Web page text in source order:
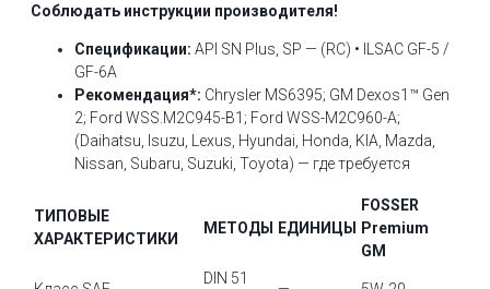
Соблюдать инструкции производителя!
Спецификации: API SN Plus, SP — (RC) • ILSAC GF-5 /
GF-6A
Рекомендация*: Chrysler MS6395; GM Dexos1™ Gen
2; Ford WSS.M2C945-B1; Ford WSS-M2C960-A;
(Daihatsu, Isuzu, Lexus, Hyundai, Honda, KIA, Mazda,
Nissan, Subaru, Suzuki, Toyota) — где требуется
ТИПОВЫЕ
ХАРАКТЕРИСТИКИ
МЕТОДЫ ЕДИНИЦЫ
FOSSER
Premium
GM
DIN 51